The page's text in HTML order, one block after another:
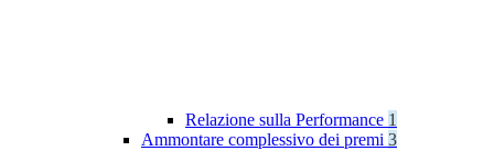
Relazione sulla Performance 1
Ammontare complessivo dei premi 3